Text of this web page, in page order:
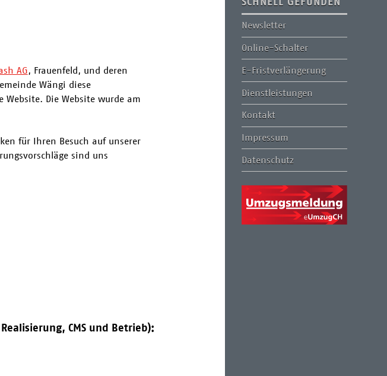
AG, Frauenfeld, und deren
Wängi diese
Die Website wurde am
für Ihren Besuch auf unserer
sind uns
CMS und Betrieb):
Newsletter
Online-Schalter
E-Fristverlängerung
Dienstleistungen
Kontakt
Impressum
Datenschutz